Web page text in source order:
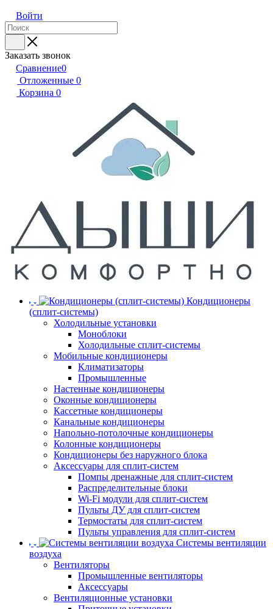
Войти
Заказать звонок
Сравнение0
Отложенные 0
Корзина 0
Кондиционеры
(сплит-системы)
Холодильные установки
Моноблоки
Холодильные сплит-системы
Мобильные кондиционеры
Климатизаторы
Промышленные
Настенные кондиционеры
Оконные кондиционеры
Кассетные кондиционеры
Канальные кондиционеры
Напольно-потолочные кондиционеры
Колонные кондиционеры
Кондиционеры без наружного блока
Аксессуары для сплит-систем
Помпы дренажные для сплит-систем
Распределительные блоки
Wi-Fi модули для сплит-систем
Пульты ДУ для сплит-систем
Термостаты для сплит-систем
Пульты управления для сплит-систем
Системы вентиляции
воздуха
Вентиляторы
Промышленные вентиляторы
Аксессуары
Вентиляционные установки